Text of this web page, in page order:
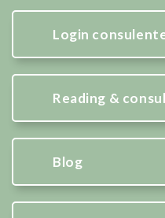
Login
Reading &
Blog